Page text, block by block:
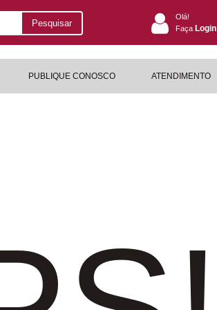
Pesquisar
Olá!
Faça Login
PUBLIQUE CONOSCO ATENDIMENTO